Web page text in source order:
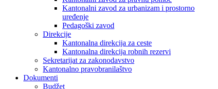
Kantonalni zavod za urbanizam i prostorno
uređenje
Pedagoški zavod
Direkcije
Kantonalna direkcija za ceste
Kantonalna direkcija robnih rezervi
Sekretarijat za zakonodavstvo
Kantonalno pravobranilaštvo
Dokumenti
Budžet